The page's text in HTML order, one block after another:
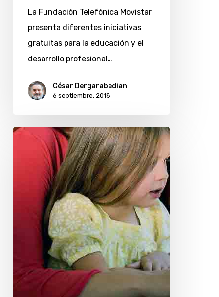
La Fundación Telefónica Movistar
presenta diferentes iniciativas
gratuitas para la educación y el
desarrollo profesional…
César Dergarabedian
6 septiembre, 2018
Controlar
tecnología
¿prevención